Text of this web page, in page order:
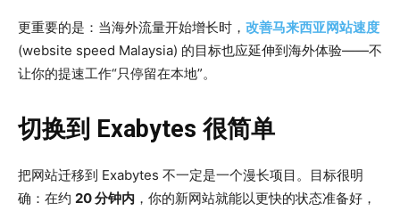
更重要的是：当海外流量开始增长时， 改善马来西亚网站速度
(website speed Malaysia) 的目标也应延伸到海外体验——不
让你的提速工作“只停留在本地”。
切换到 Exabytes 很简单
把网站迁移到 Exabytes 不一定是一个漫长项目。目标很明
确：在约 20 分钟内 ，你的新网站就能以更快的状态准备好，